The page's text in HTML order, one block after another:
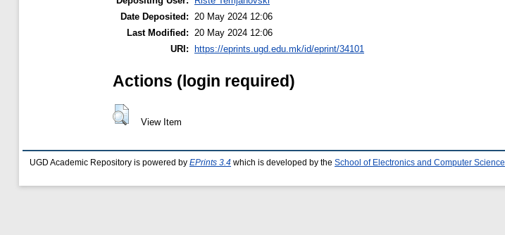
Date Deposited: 20 May 2024 12:06
Last Modified: 20 May 2024 12:06
URI:
https://eprints.ugd.edu.mk/id/eprint/34101
Actions (login required)
View Item
UGD Academic Repository is powered by EPrints 3.4 which is developed by the School of Electronics and Computer Science